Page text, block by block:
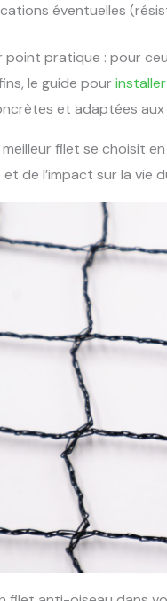
éventuelles
point pratique : pour
le guide pour
et adaptées
filet se choisit
de l’impact sur la vie